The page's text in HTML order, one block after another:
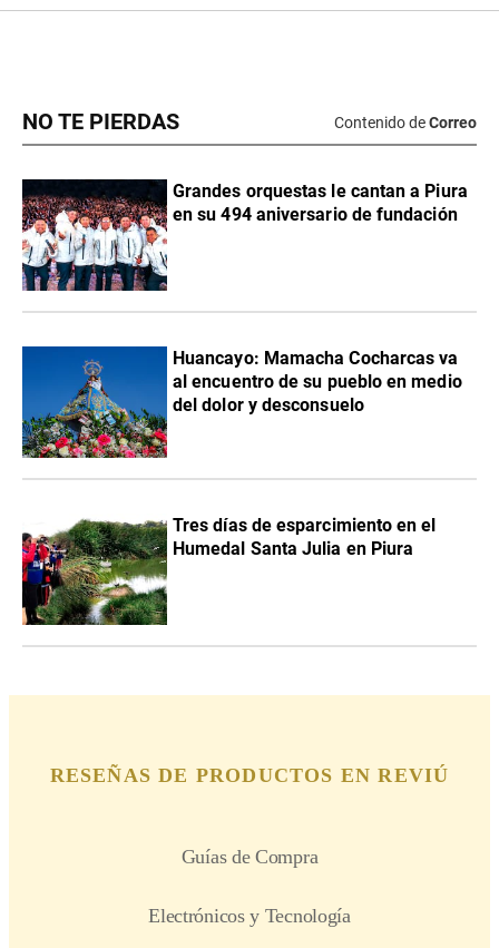
NO TE PIERDAS Contenido deCorreo
Grandes orquestas le cantan a Piura
en su 494 aniversario de fundación
Huancayo: Mamacha Cocharcas va
al encuentro de su pueblo en medio
del dolor y desconsuelo
Tres días de esparcimiento en el
Humedal Santa Julia en Piura